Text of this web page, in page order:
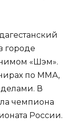
городе
«Шэм».
по ММА,
В
чемпиона
России.